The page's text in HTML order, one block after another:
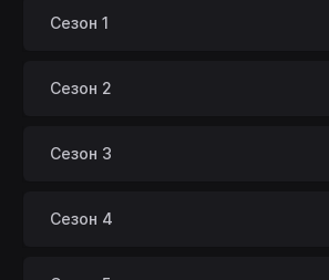
Сезон 1
Сезон 2
Сезон 3
Сезон 4